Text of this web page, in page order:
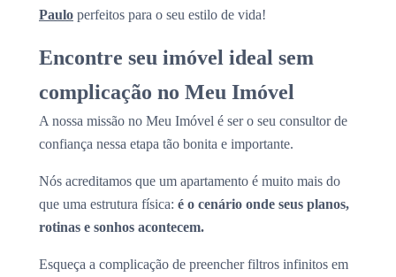
Paulo perfeitos para o seu estilo de vida!
Encontre seu imóvel ideal sem
complicação no Meu Imóvel
A nossa missão no Meu Imóvel é ser o seu consultor de
confiança nessa etapa tão bonita e importante.
Nós acreditamos que um apartamento é muito mais do
que uma estrutura física: é o cenário onde seus planos,
rotinas e sonhos acontecem.
Esqueça a complicação de preencher filtros infinitos em